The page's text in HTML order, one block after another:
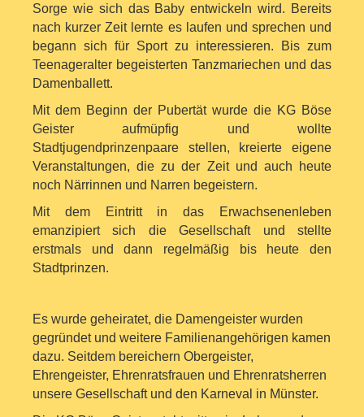
Sorge wie sich das Baby entwickeln wird. Bereits
nach kurzer Zeit lernte es laufen und sprechen und
begann sich für Sport zu interessieren. Bis zum
Teenageralter begeisterten Tanzmariechen und das
Damenballett.
Mit dem Beginn der Pubertät wurde die KG Böse
Geister aufmüpfig und wollte
Stadtjugendprinzenpaare stellen, kreierte eigene
Veranstaltungen, die zu der Zeit und auch heute
noch Närrinnen und Narren begeistern.
Mit dem Eintritt in das Erwachsenenleben
emanzipiert sich die Gesellschaft und stellte
erstmals und dann regelmäßig bis heute den
Stadtprinzen.
Es wurde geheiratet, die Damengeister wurden
gegründet und weitere Familienangehörigen kamen
dazu. Seitdem bereichern Obergeister,
Ehrengeister, Ehrenratsfrauen und Ehrenratsherren
unsere Gesellschaft und den Karneval in Münster.